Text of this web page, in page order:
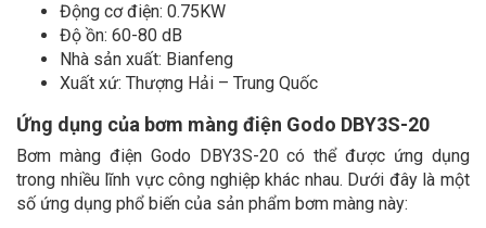
Động cơ điện: 0.75KW
Độ ồn: 60-80 dB
Nhà sản xuất: Bianfeng
Xuất xứ: Thượng Hải – Trung Quốc
Ứng dụng của bơm màng điện Godo DBY3S-20
Bơm màng điện Godo DBY3S-20 có thể được ứng dụng
trong nhiều lĩnh vực công nghiệp khác nhau. Dưới đây là một
số ứng dụng phổ biến của sản phẩm bơm màng này: